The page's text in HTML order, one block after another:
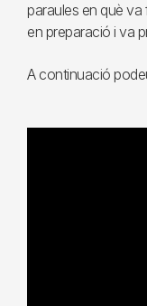
paraules en què va
en preparació i va
A continuació